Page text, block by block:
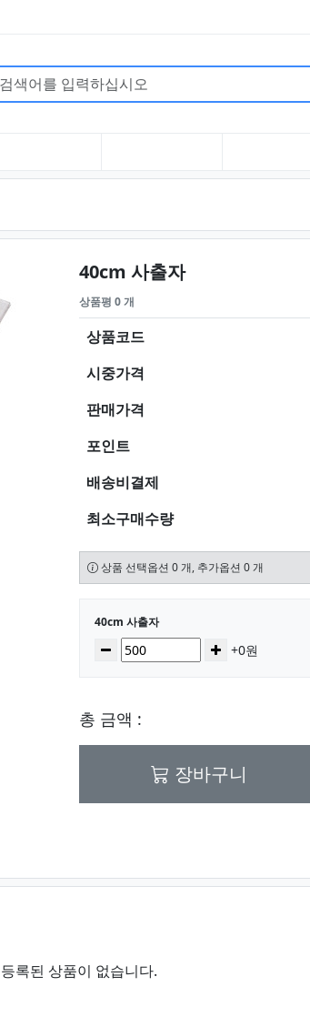
검색어 필수
40cm 사출자요약정보 및 구매
상품평 0 개
상품코드
시중가격
판매가격
포인트
배송비결제
최소구매수량
상품 선택옵션 0 개, 추가옵션 0 개
선택된 옵션
40cm 사출자
수량감소 증가+0원
총 금액 :
장바구니
등록된 상품이 없습니다.